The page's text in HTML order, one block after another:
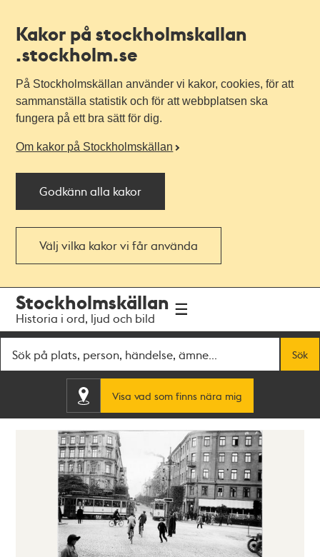
Kakor på stockholmskallan
.stockholm.se
På Stockholmskällan använder vi kakor, cookies, för att
sammanställa statistik och för att webbplatsen ska
fungera på ett bra sätt för dig.
Om kakor på Stockholmskällan
Godkänn alla kakor
Välj vilka kakor vi får använda
navigationen
huvudinnehållet
Stockholmskällan
Historia i ord, ljud och bild
Sök
Visa vad som finns nära mig